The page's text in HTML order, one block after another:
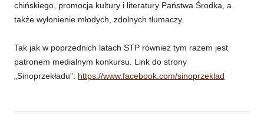
chińskiego, promocja kultury i literatury Państwa Środka, a
także wyłonienie młodych, zdolnych tłumaczy.
Tak jak w poprzednich latach STP również tym razem jest
patronem medialnym konkursu. Link do strony
„Sinoprzekładu”: https://www.facebook.com/sinoprzeklad